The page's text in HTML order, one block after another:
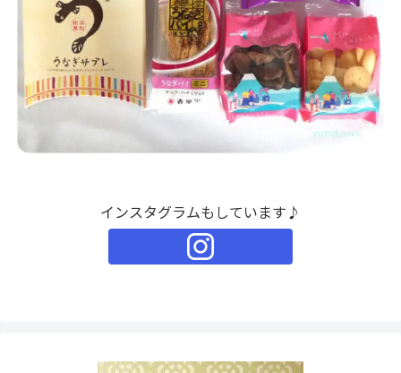
インスタグラムもしています♪